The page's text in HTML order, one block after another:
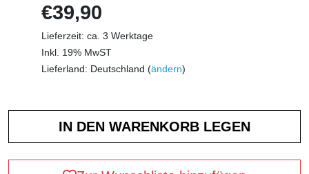
€39,90
Lieferzeit: ca. 3 Werktage
Inkl. 19% MwST
Lieferland: Deutschland (ändern)